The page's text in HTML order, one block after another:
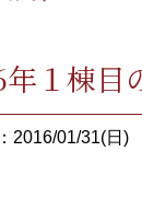
年１棟
2016/01/31(日)